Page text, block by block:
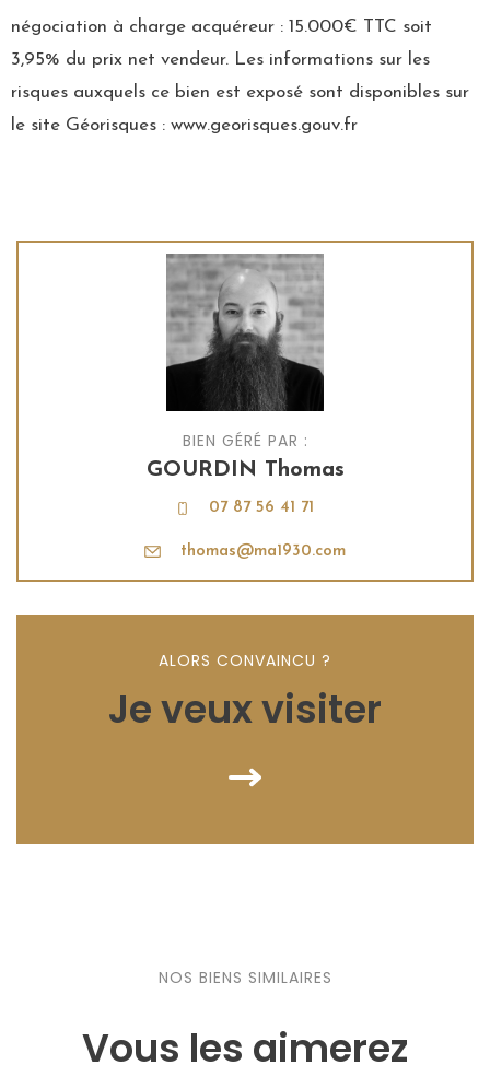
négociation à charge acquéreur : 15.000€ TTC soit
3,95% du prix net vendeur. Les informations sur les
risques auxquels ce bien est exposé sont disponibles sur
le site Géorisques : www.georisques.gouv.fr
ALORS CONVAINCU ?
Je veux visiter
BIEN GÉRÉ PAR :
GOURDIN Thomas
07 87 56 41 71
thomas@ma1930.com
NOS BIENS SIMILAIRES
Vous les aimerez